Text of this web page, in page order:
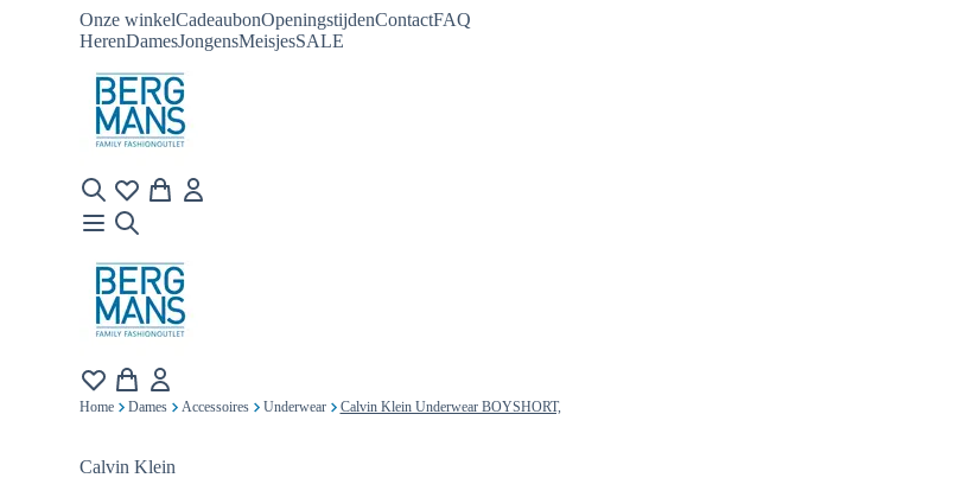
Onze winkelCadeaubonOpeningstijdenContactFAQ
HerenDamesJongensMeisjesSALE
Home Dames Accessoires Underwear Calvin Klein Underwear BOYSHORT,
Calvin Klein